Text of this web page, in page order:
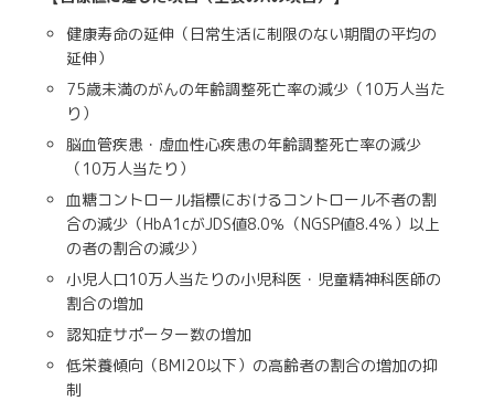
健康寿命の延伸（日常生活に制限のない期間の平均の
延伸）
75歳未満のがんの年齢調整死亡率の減少（10万人当た
り）
脳血管疾患・虚血性心疾患の年齢調整死亡率の減少
（10万人当たり）
血糖コントロール指標におけるコントロール不者の割
合の減少（HbA1cがJDS値8.0％（NGSP値8.4％）以上
の者の割合の減少）
小児人口10万人当たりの小児科医・児童精神科医師の
割合の増加
認知症サポーター数の増加
低栄養傾向（BMI20以下）の高齢者の割合の増加の抑
制